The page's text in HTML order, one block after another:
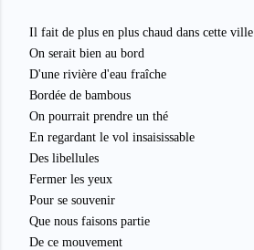
Il fait de plus en plus chaud dans cette ville
On serait bien au bord
D'une rivière d'eau fraîche
Bordée de bambous
On pourrait prendre un thé
En regardant le vol insaisissable
Des libellules
Fermer les yeux
Pour se souvenir
Que nous faisons partie
De ce mouvement